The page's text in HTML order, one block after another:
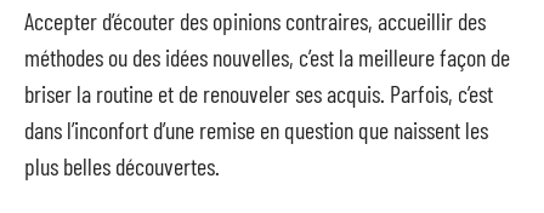
Accepter d’écouter des opinions contraires, accueillir des
méthodes ou des idées nouvelles, c’est la meilleure façon de
briser la routine et de renouveler ses acquis. Parfois, c’est
dans l’inconfort d’une remise en question que naissent les
plus belles découvertes.